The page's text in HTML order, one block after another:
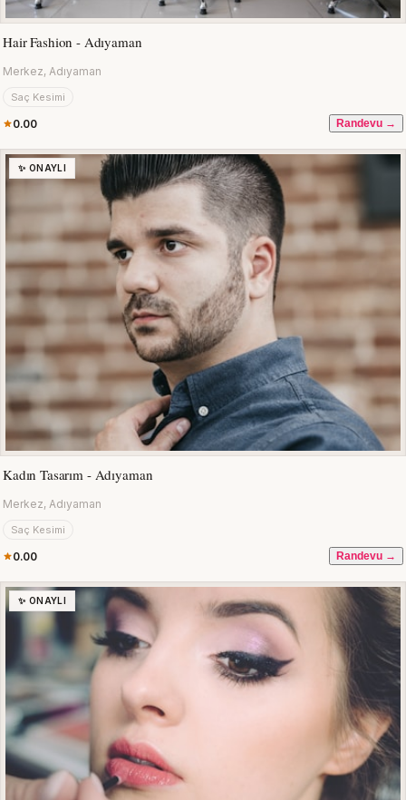
Hair Fashion - Adıyaman
Merkez, Adıyaman
Saç Kesimi
0.00 Randevu →
✨ ONAYLI
Kadın Tasarım - Adıyaman
Merkez, Adıyaman
Saç Kesimi
0.00 Randevu →
✨ ONAYLI